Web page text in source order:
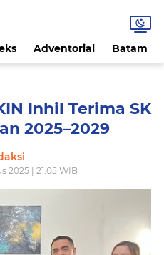
Adventorial Batam
Inhil Terima SK
2025–2029
2025 | 21:05 WIB